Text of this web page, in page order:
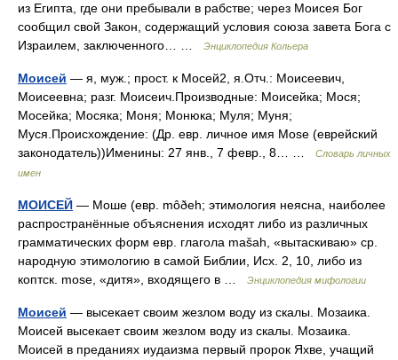
из Египта, где они пребывали в рабстве; через Моисея Бог
сообщил свой Закон, содержащий условия союза завета Бога с
Израилем, заключенного… …
Энциклопедия Кольера
Моисей — я, муж.; прост. к Мосей2, я.Отч.: Моисеевич,
Моисеевна; разг. Моисеич.Производные: Моисейка; Мося;
Мосейка; Мосяка; Моня; Монюка; Муля; Муня;
Муся.Происхождение: (Др. евр. личное имя Mose (еврейский
законодатель))Именины: 27 янв., 7 февр., 8… …
Словарь личных
имен
МОИСЕЙ — Моше (евр. môðeh; этимология неясна, наиболее
распространённые объяснения исходят либо из различных
грамматических форм евр. глагола mašah, «вытаскиваю» ср.
народную этимологию в самой Библии, Исх. 2, 10, либо из
коптск. mоse, «дитя», входящего в …
Энциклопедия мифологии
Моисей — высекает своим жезлом воду из скалы. Мозаика.
Моисей высекает своим жезлом воду из скалы. Мозаика.
Моисей в преданиях иудаизма первый пророк Яхве, учащий